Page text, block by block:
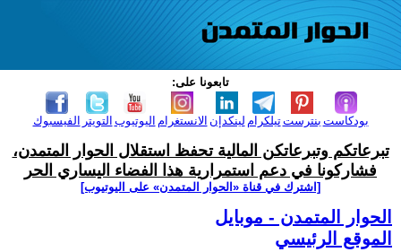
تابعونا على:
الفيسبوك التويتر اليوتيوب الانستغرام لينكدإن تيلكرامبنترست بودكاست
تبرعاتكم وتبرعاتكن المالية تحفظ استقلال الحوار المتمدن،
فشاركونا في دعم استمرارية هذا الفضاء اليساري الحر
[اشترك في قناة ‫«الحوار المتمدن» على اليوتيوب]
الحوار المتمدن - موبايل
الموقع الرئيسي